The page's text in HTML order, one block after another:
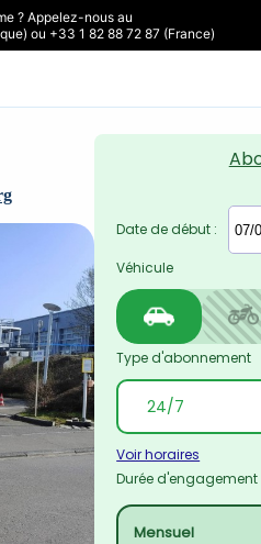
? Appelez-nous au
ou +33 1 82 88 72 87 (France)
Date de début :
Véhicule
Type d'abonnement
Voir horaires
Durée d'engagement
Mensuel